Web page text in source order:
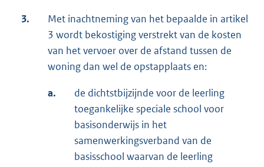
3.
Met inachtneming van het bepaalde in artikel
3 wordt bekostiging verstrekt van de kosten
van het vervoer over de afstand tussen de
woning dan wel de opstapplaats en:
a.
de dichtstbijzijnde voor de leerling
toegankelijke speciale school voor
basisonderwijs in het
samenwerkingsverband van de
basisschool waarvan de leerling